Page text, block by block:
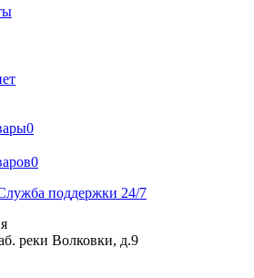
0
0
поддержки 24/7
реки Волковки, д.9